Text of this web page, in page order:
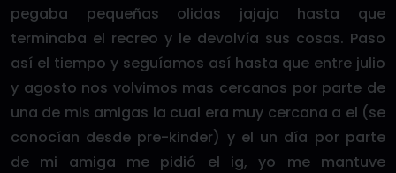
pegaba pequeñas olidas jajaja hasta que
terminaba el recreo y le devolvía sus cosas. Paso
así el tiempo y seguíamos así hasta que entre julio
y agosto nos volvimos mas cercanos por parte de
una de mis amigas la cual era muy cercana a el (se
conocían desde pre-kinder) y el un día por parte
de mi amiga me pidió el ig, yo me mantuve